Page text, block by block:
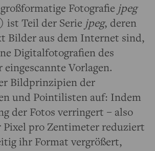
Fotografie jpeg
Teil der Serie jpeg, deren
Bilder aus dem Internet sind,
Digitalfotografien des
Vorlagen.
Bildprinzipien der
und Pointilisten auf: Indem
der Fotos verringert – also
Pixel pro Zentimeter reduziert
ihr Format vergrößert,